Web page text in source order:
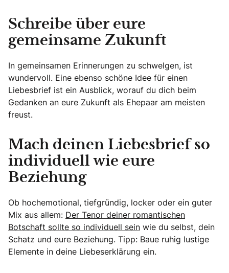
Schreibe über eure
gemeinsame Zukunft
In gemeinsamen Erinnerungen zu schwelgen, ist
wundervoll. Eine ebenso schöne Idee für einen
Liebesbrief ist ein Ausblick, worauf du dich beim
Gedanken an eure Zukunft als Ehepaar am meisten
freust.
Mach deinen Liebesbrief so
individuell wie eure
Beziehung
Ob hochemotional, tiefgründig, locker oder ein guter
Mix aus allem: Der Tenor deiner romantischen
Botschaft sollte so individuell sein wie du selbst, dein
Schatz und eure Beziehung. Tipp: Baue ruhig lustige
Elemente in deine Liebeserklärung ein.